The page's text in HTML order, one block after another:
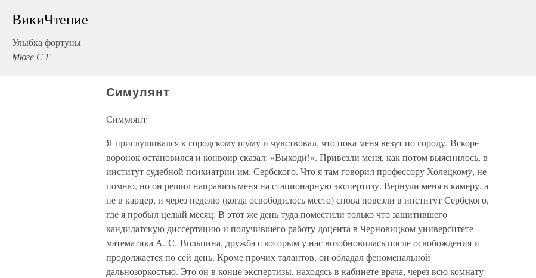
ВикиЧтение
Улыбка фортуны
Мюге С Г
Симулянт
Симулянт
Я прислушивался к городскому шуму и чувствовал, что пока меня везут по городу. Вскоре
воронок остановился и конвоир сказал: «Выходи!». Привезли меня, как потом выяснилось, в
институт судебной психиатрии им. Сербского. Что я там говорил профессору Холецкому, не
помню, но он решил направить меня на стационарную экспертизу. Вернули меня в камеру, а
не в карцер, и через неделю (когда освободилось место) снова повезли в институт Сербского,
где я пробыл целый месяц. В этот же день туда поместили только что защитившего
кандидатскую диссертацию и получившего работу доцента в Черновицком университете
математика А. С. Вольпина, дружба с которым у нас возобновилась после освобождения и
продолжается по сей день. Кроме прочих талантов, он обладал феноменальной
дальнозоркостью. Это он в конце экспертизы, находясь в кабинете врача, через всю комнату